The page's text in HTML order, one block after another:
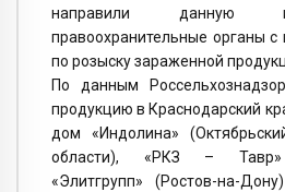
направили данную
правоохранительные органы
по розыску зараженной
По данным
продукцию в Краснодарский
дом «Индолина»
области), «РКЗ – Тавр»
«Элитгрупп» (Ростов-на-